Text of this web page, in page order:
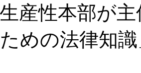
産性本部が
めの法律知